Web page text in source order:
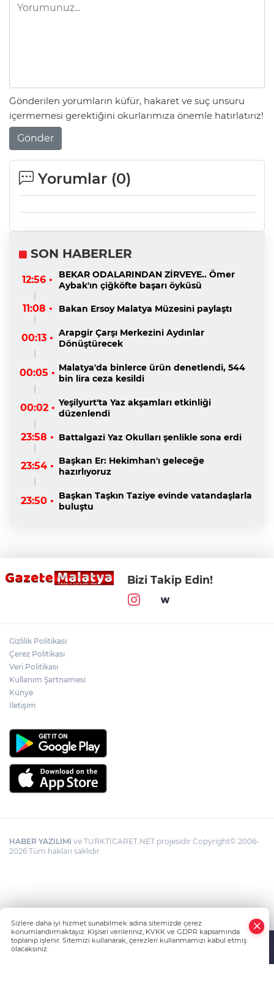
Gönderilen yorumların küfür, hakaret ve suç unsuru
içermemesi gerektiğini okurlarımıza önemle hatırlatırız!
Gönder
Yorumlar (0)
SON HABERLER
12:56 •
BEKAR ODALARINDAN ZİRVEYE.. Ömer
Aybak'ın çiğköfte başarı öyküsü
11:08 • Bakan Ersoy Malatya Müzesini paylaştı
00:13 • Arapgir Çarşı Merkezini Aydınlar
Dönüştürecek
00:05 • Malatya'da binlerce ürün denetlendi, 544
bin lira ceza kesildi
00:02 • Yeşilyurt'ta Yaz akşamları etkinliği
düzenlendi
23:58 • Battalgazi Yaz Okulları şenlikle sona erdi
23:54 • Başkan Er: Hekimhan'ı geleceğe
hazırlıyoruz
23:50 • Başkan Taşkın Taziye evinde vatandaşlarla
buluştu
Bizi Takip Edin!
Gizlilik Politikası
Çerez Politikası
Veri Politikası
Kullanım Şartnamesi
Künye
İletişim
HABER YAZILIMI ve TURKTICARET.NET projesidir Copyright© 2006-
2026 Tüm hakları saklıdır.
Sizlere daha iyi hizmet sunabilmek adına sitemizde çerez
konumlandırmaktayız. Kişisel verileriniz, KVKK ve GDPR kapsamında
toplanıp işlenir. Sitemizi kullanarak, çerezleri kullanmamızı kabul etmiş
olacaksınız.